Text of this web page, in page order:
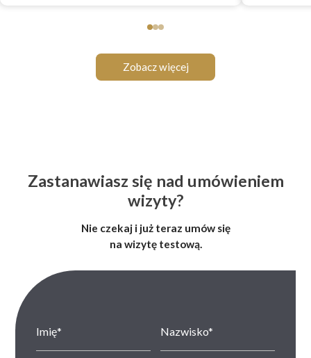
Zobacz więcej
Zastanawiasz się nad umówieniem
wizyty?
Nie czekaj i już teraz umów się
na wizytę testową.